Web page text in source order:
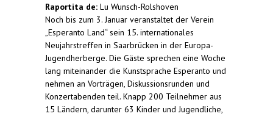
Raportita de: Lu Wunsch-Rolshoven
Noch bis zum 3. Januar veranstaltet der Verein
„Esperanto Land“ sein 15. internationales
Neujahrstreffen in Saarbrücken in der Europa-
Jugendherberge. Die Gäste sprechen eine Woche
lang miteinander die Kunstsprache Esperanto und
nehmen an Vorträgen, Diskussionsrunden und
Konzertabenden teil. Knapp 200 Teilnehmer aus
15 Ländern, darunter 63 Kinder und Jugendliche,